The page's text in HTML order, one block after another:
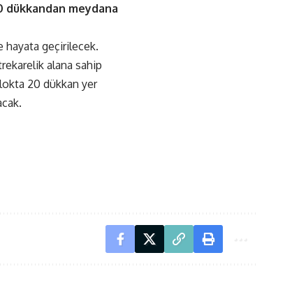
dükkandan meydana
hayata geçirilecek.
alana sahip
20 dükkan yer